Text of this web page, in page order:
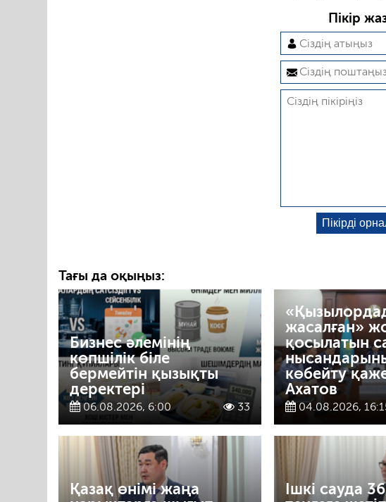
Пікір
Тағы да оқыңыз:
Бизнес әлемінің
көпшілік біле
бермейтін қызықты
деректері
06.08.2026, 6:00 33
жасалған»
қосылатын
көбейту
Ахатов
04.08.2026,
Қазақ өнімі жаңа
Ішкі сауда